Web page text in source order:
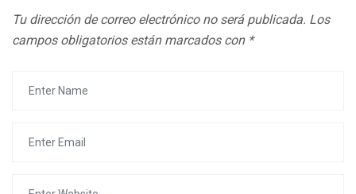
Tu dirección de correo electrónico no será publicada. Los
campos obligatorios están marcados con *